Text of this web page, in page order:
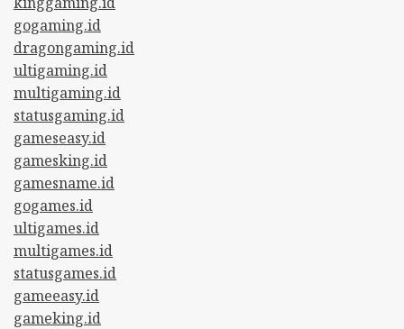
gogaming.id
dragongaming.id
ultigaming.id
multigaming.id
statusgaming.id
gameseasy.id
gamesking.id
gamesname.id
gogames.id
ultigames.id
multigames.id
statusgames.id
gameeasy.id
gameking.id